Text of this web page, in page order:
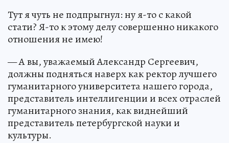
Тут я чуть не подпрыгнул: ну я-то с какой
стати? Я-то к этому делу совершенно никакого
отношения не имею!
— А вы, уважаемый Александр Сергеевич,
должны подняться наверх как ректор лучшего
гуманитарного университета нашего города,
представитель интеллигенции и всех отраслей
гуманитарного знания, как виднейший
представитель петербургской науки и
культуры.